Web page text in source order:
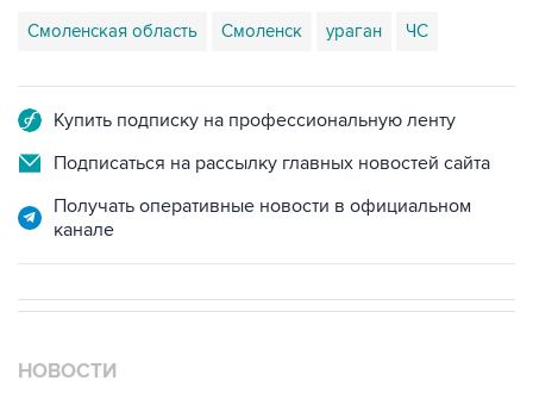
Смоленская область Смоленск ураган ЧС
Купить подписку на профессиональную ленту
Подписаться на рассылку главных новостей сайта
Получать оперативные новости в официальном
канале
НОВОСТИ